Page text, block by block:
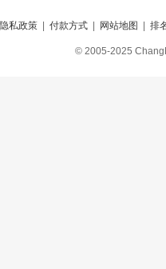
隐私政策| 付款方式| 网站地图 排
© 2005-2025